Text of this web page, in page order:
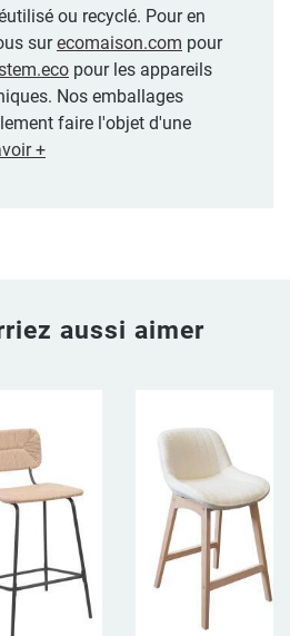
ou recyclé. Pour en
surecomaison.com pour
pour les appareils
Nos emballages
faire l'objet d'une
+
aussi aimer